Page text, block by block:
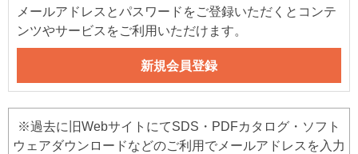
メールアドレスとパスワードをご登録いただくとコンテ
ンツやサービスをご利用いただけます。
※過去に旧WebサイトにてSDS・PDFカタログ・ソフト
ウェアダウンロードなどのご利用でメールアドレスを入力